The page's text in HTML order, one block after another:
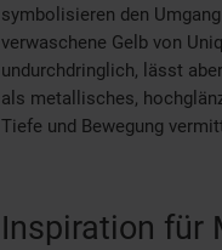
symbolisieren den
verwaschene Gelb von
undurchdringlich, lässt
als metallisches,
Tiefe und Bewegung
Inspiration für